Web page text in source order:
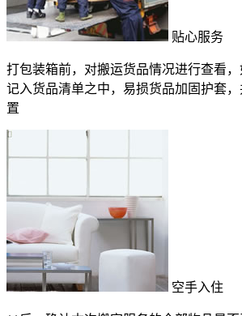
贴心服务
打包装箱前，对搬运货品情况进行查看
记入货品清单之中，易损货品加固护套
置
空手入住